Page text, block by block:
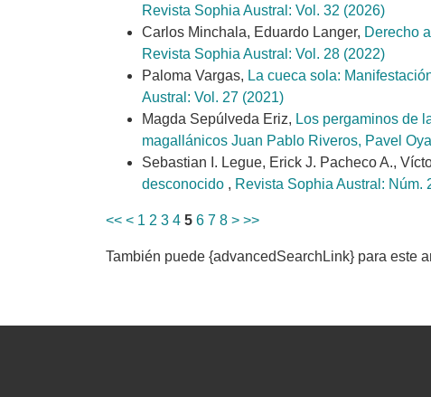
Revista Sophia Austral: Vol. 32 (2026)
Carlos Minchala, Eduardo Langer, Derecho
Revista Sophia Austral: Vol. 28 (2022)
Paloma Vargas, La cueca sola:
Austral: Vol. 27 (2021)
Magda Sepúlveda Eriz, Los pergaminos de
magallánicos Juan Pablo Riveros, Pavel
Sebastian I. Legue, Erick J. Pacheco A.,
desconocido , Revista Sophia Austral: Núm.
<< < 1 2 3 4 5 6 7 8 > >>
También puede {advancedSearchLink} para este